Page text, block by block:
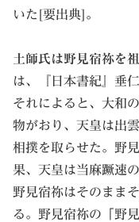
いた[要出典]。
土師氏は野見宿祢を
は、『日本書紀』垂
それによると、大和
物がおり、天皇は出
相撲を取らせた。野
果、天皇は当麻蹶速
野見宿祢はそのまま
る。野見宿祢の「野